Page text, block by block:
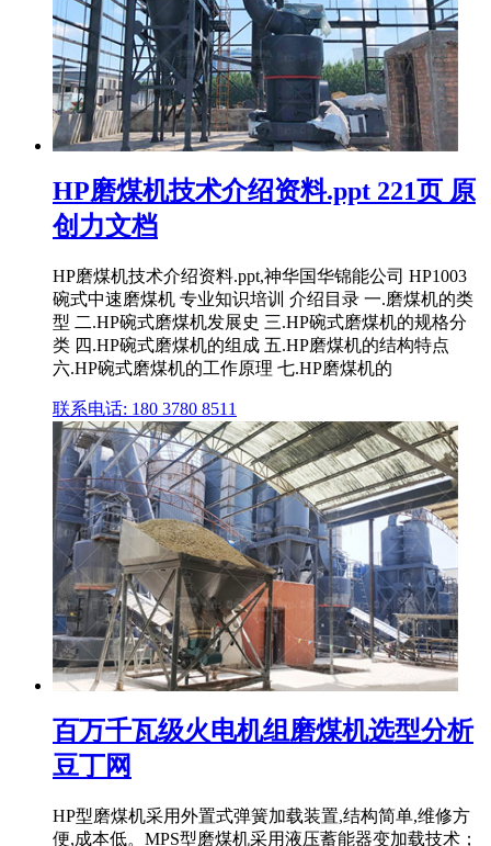
HP磨煤机技术介绍资料.ppt 221页 原
创力文档
HP磨煤机技术介绍资料.ppt,神华国华锦能公司 HP1003
碗式中速磨煤机 专业知识培训 介绍目录 一.磨煤机的类
型 二.HP碗式磨煤机发展史 三.HP碗式磨煤机的规格分
类 四.HP碗式磨煤机的组成 五.HP磨煤机的结构特点
六.HP碗式磨煤机的工作原理 七.HP磨煤机的
联系电话: 180 3780 8511
百万千瓦级火电机组磨煤机选型分析
豆丁网
HP型磨煤机采用外置式弹簧加载装置,结构简单,维修方
便,成本低。MPS型磨煤机采用液压蓄能器变加载技术；